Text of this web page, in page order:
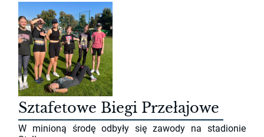
Sztafetowe Biegi Przełajowe
W minioną środę odbyły się zawody na stadionie